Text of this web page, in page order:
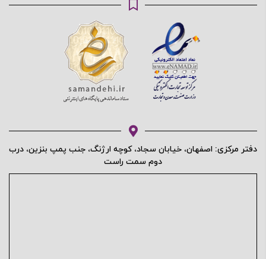
دفتر مرکزی: اصفهان، خیابان سجاد، کوچه ارژنگ، جنب پمپ بنزین، درب
دوم سمت راست
محافظت شده توسط